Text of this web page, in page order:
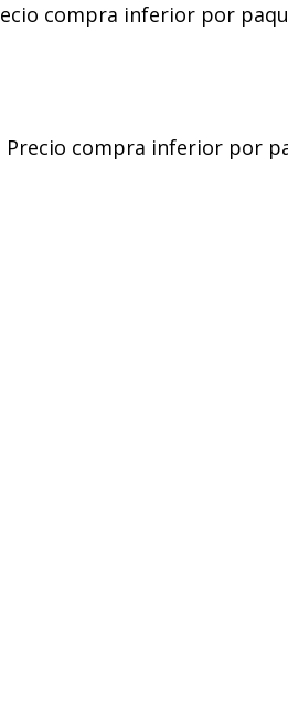
compra inferior por
compra inferior por